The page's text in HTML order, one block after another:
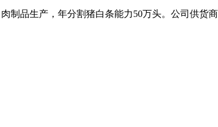
制品生产，年分割猪白条能力50万头。公司供货